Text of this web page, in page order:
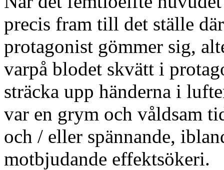
precis fram till det ställe
protagonist gömmer sig,
varpå blodet skvätt i
sträcka upp händerna i
var en grym och våldsam
och / eller spännande,
motbjudande effektsökeri.